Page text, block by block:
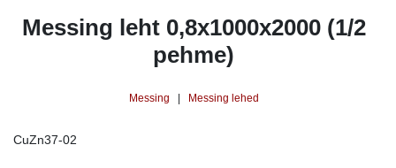
Messing leht 0,8x1000x2000 (1/2
pehme)
Messing Messing lehed
CuZn37-02